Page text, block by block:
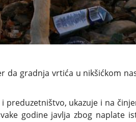
da gradnja vrtića u nikšićkom
preduzetništvo, ukazuje i na
godine javlja zbog naplate